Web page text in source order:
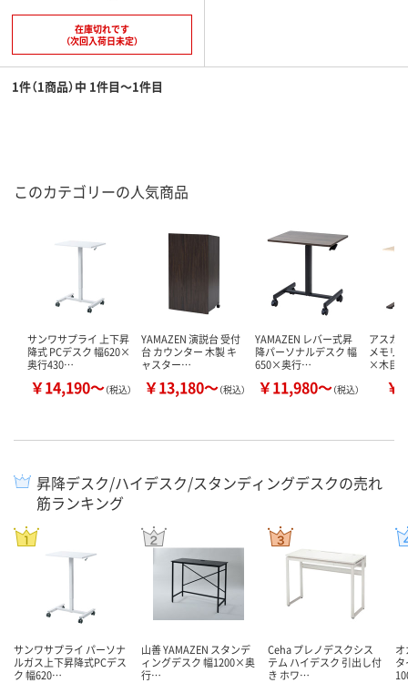
在庫切れです
（次回入荷日未定）
1件（1商品）中 1件目～1件目
このカテゴリーの人気商品
サンワサプライ 上下昇
降式 PCデスク 幅620×
奥行430…
￥14,190～（税込）
YAMAZEN 演説台 受付
台 カウンター 木製 キ
ャスター…
￥13,180～（税込）
YAMAZEN レバー式昇
降パーソナルデスク 幅
650×奥行…
￥11,980～（税込）
アスカ
メモリ
×木目
￥
昇降デスク/ハイデスク/スタンディングデスクの売れ
筋ランキング
サンワサプライ パーソナ
ルガス上下昇降式PCデス
ク 幅620…
山善 YAMAZEN スタンデ
ィングデスク 幅1200×奥
行…
Ceha プレノデスクシス
テム ハイデスク 引出し付
き ホワ…